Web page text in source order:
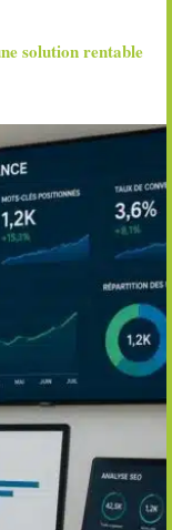
solution rentable